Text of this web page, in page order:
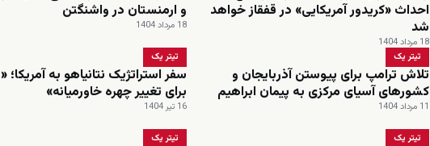
احداث «کریدور آمریکایی» در قفقاز خواهد
شد
18 مرداد 1404
و ارمنستان در واشنگتن
18 مرداد 1404
تیتر یک
تلاش ترامپ برای پیوستن آذربایجان و
کشورهای آسیای مرکزی به پیمان ابراهیم
11 مرداد 1404
تیتر یک
سفر استراتژیک نتانیاهو به
برای تغییر چهره خاورمیانه»
16 تیر 1404
تیتر یک تیتر یک